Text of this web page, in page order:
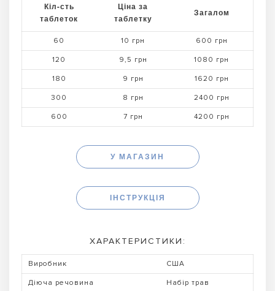
Кіл-сть
таблеток
Ціна за
таблетку
Загалом
60 10 грн 600 грн
120 9,5 грн 1080 грн
180 9 грн 1620 грн
300 8 грн 2400 грн
600 7 грн 4200 грн
У МАГАЗИН
ІНСТРУКЦІЯ
ХАРАКТЕРИСТИКИ:
Виробник США
Діюча речовина Набір трав